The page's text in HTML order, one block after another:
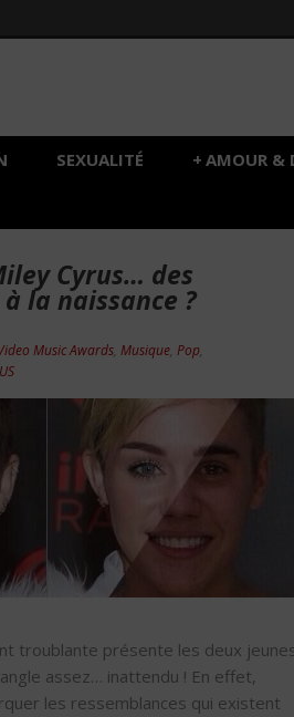
SEXUALITÉ AMOUR &
+
Cyrus… des
la naissance ?
Music Awards Musique Pop
troublante présente les deux
assez… inattendu ! En effet,
les ressemblances qui existent